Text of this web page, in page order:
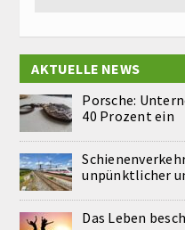
AKTUELLE NEWS
Porsche:
40 Prozent ein
unpünktlicher
Das Leben